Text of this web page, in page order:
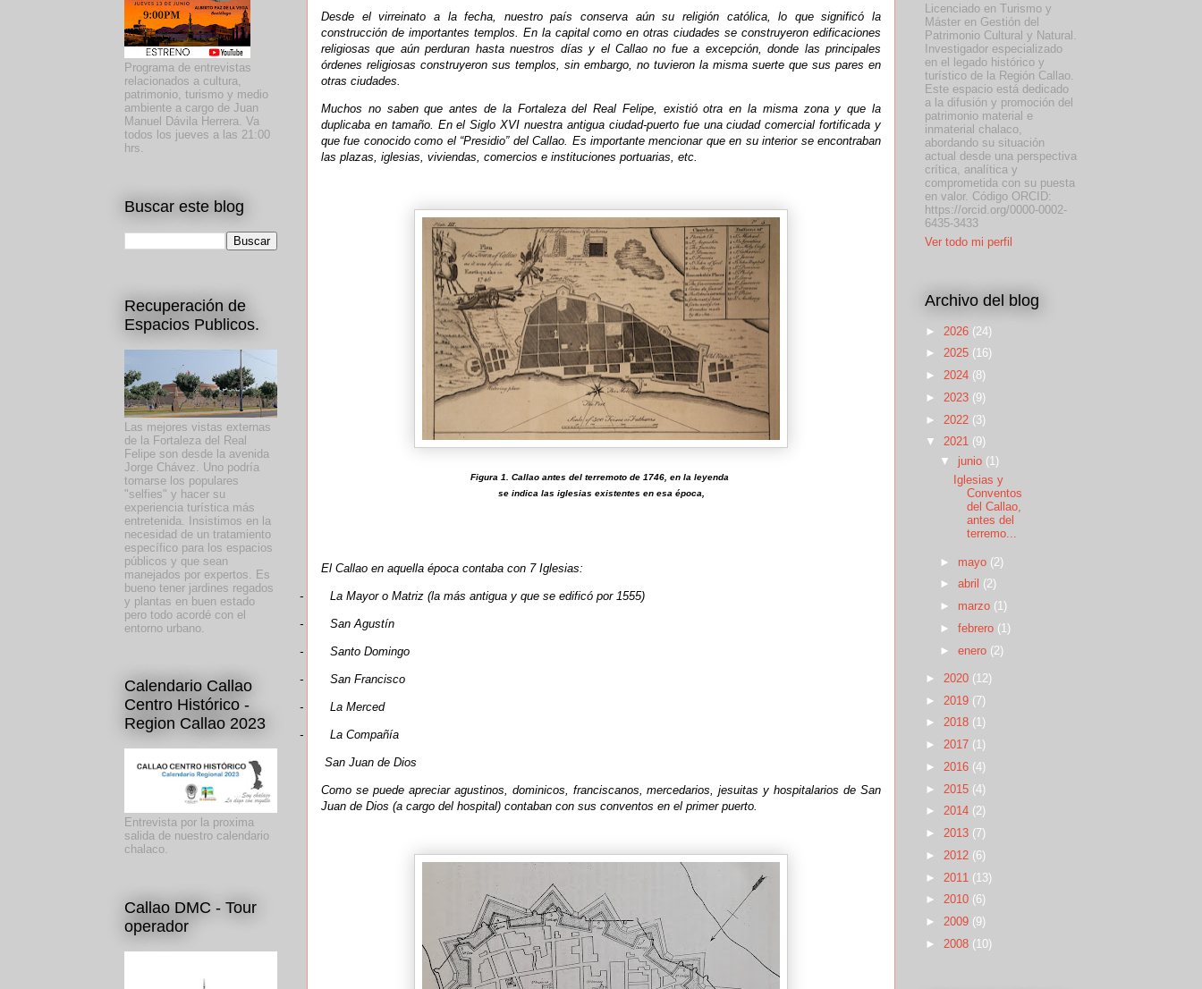
Desde el virreinato a la fecha, nuestro país conserva aún su religión católica, lo que significó la
construcción de importantes templos. En la capital como en otras ciudades se construyeron edificaciones
religiosas que aún perduran hasta nuestros días y el Callao no fue a excepción, donde las principales
órdenes religiosas construyeron sus templos, sin embargo, no tuvieron la misma suerte que sus pares en
otras ciudades.
Muchos no saben que antes de la Fortaleza del Real Felipe, existió otra en la misma zona y que la
duplicaba en tamaño. En el Siglo XVI nuestra antigua ciudad-puerto fue una ciudad comercial fortificada y
que fue conocido como el “Presidio” del Callao. Es importante mencionar que en su interior se encontraban
las plazas, iglesias, viviendas, comercios e instituciones portuarias, etc.
Figura 1. Callao antes del terremoto de 1746, en la leyenda
se indica las iglesias existentes en esa época,
El Callao en aquella época contaba con 7 Iglesias:
- La Mayor o Matriz (la más antigua y que se edificó por 1555)
- San Agustín
- Santo Domingo
- San Francisco
- La Merced
- La Compañía
San Juan de Dios
Como se puede apreciar agustinos, dominicos, franciscanos, mercedarios, jesuitas y hospitalarios de San
Juan de Dios (a cargo del hospital) contaban con sus conventos en el primer puerto.
Programa de entrevistas
relacionados a cultura,
patrimonio, turismo y medio
ambiente a cargo de Juan
Manuel Dávila Herrera. Va
todos los jueves a las 21:00
hrs.
Buscar este blog
Recuperación de
Espacios Publicos.
Las mejores vistas externas
de la Fortaleza del Real
Felipe son desde la avenida
Jorge Chávez. Uno podría
tomarse los populares
"selfies" y hacer su
experiencia turística más
entretenida. Insistimos en la
necesidad de un tratamiento
específico para los espacios
públicos y que sean
manejados por expertos. Es
bueno tener jardines regados
y plantas en buen estado
pero todo acordé con el
entorno urbano.
Calendario Callao
Centro Histórico -
Region Callao 2023
Entrevista por la proxima
salida de nuestro calendario
chalaco.
Callao DMC - Tour
operador
Licenciado en Turismo y
Máster en Gestión del
Patrimonio Cultural y Natural.
Investigador especializado
en el legado histórico y
turístico de la Región Callao.
Este espacio está dedicado
a la difusión y promoción del
patrimonio material e
inmaterial chalaco,
abordando su situación
actual desde una perspectiva
crítica, analítica y
comprometida con su puesta
en valor. Código ORCID:
https://orcid.org/0000-0002-
6435-3433
Ver todo mi perfil
Archivo del blog
► 2026 (24)
► 2025 (16)
► 2024 (8)
► 2023 (9)
► 2022 (3)
▼ 2021 (9)
▼ junio (1)
Iglesias y
Conventos
del Callao,
antes del
terremo...
► mayo (2)
► abril (2)
► marzo (1)
► febrero (1)
► enero (2)
► 2020 (12)
► 2019 (7)
► 2018 (1)
► 2017 (1)
► 2016 (4)
► 2015 (4)
► 2014 (2)
► 2013 (7)
► 2012 (6)
► 2011 (13)
► 2010 (6)
► 2009 (9)
► 2008 (10)